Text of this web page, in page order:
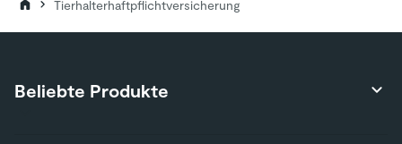
Tierhalterhaftpflichtversicherung
Beliebte Produkte